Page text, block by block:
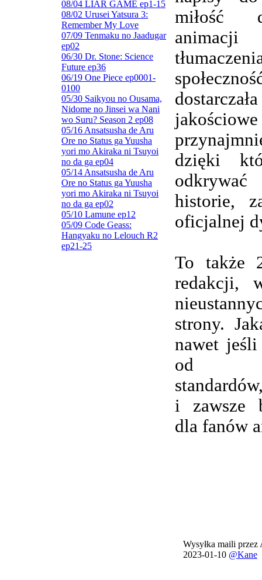
08/04 LIAR GAME ep1-15
08/02 Urusei Yatsura 3:
Remember My Love
07/09 Tenmaku no Jaadugar
ep02
06/30 Dr. Stone: Science
Future ep36
06/19 One Piece ep0001-
0100
05/30 Saikyou no Ousama,
Nidome no Jinsei wa Nani
wo Suru? Season 2 ep08
05/16 Ansatsusha de Aru
Ore no Status ga Yuusha
yori mo Akiraka ni Tsuyoi
no da ga ep04
05/14 Ansatsusha de Aru
Ore no Status ga Yuusha
yori mo Akiraka ni Tsuyoi
no da ga ep02
05/10 Lamune ep12
05/09 Code Geass:
Hangyaku no Lelouch R2
ep21-25
miłość
dzięki
historie,
oficjalnej
To także
redakcji,
strony.
nawet
od
i zawsze
dla fanów
Wysyłka maili
2023-01-10 @Kane